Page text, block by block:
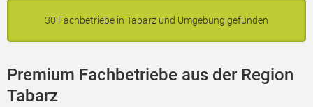
30 Fachbetriebe in Tabarz und Umgebung gefunden
Premium Fachbetriebe aus der Region
Tabarz